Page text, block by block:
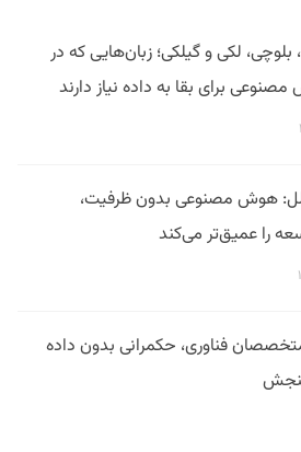
بلوچی، لکی و گیلکی؛ زبان‌هایی که در
برای بقا به داده نیاز دارند
هوش مصنوعی بدون ظرفیت،
را عمیق‌تر می‌کند
فناوری، حکمرانی بدون داده